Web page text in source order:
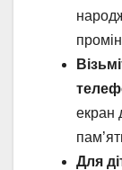
екран
Для